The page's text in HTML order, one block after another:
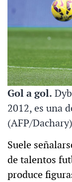
Gol a gol.
2012, es una
(AFP/Dachary)
Suele
de talentos
produce